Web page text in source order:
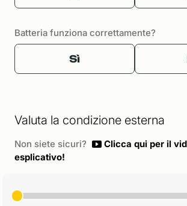
Batteria funziona correttamente?
Sì
Valuta la condizione esterna
Non siete sicuri?
Clicca qui per il
esplicativo!